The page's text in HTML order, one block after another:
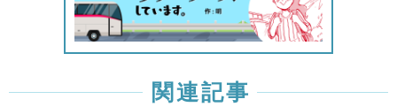
関連記事